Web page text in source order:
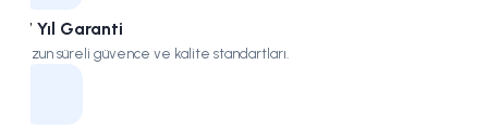
7 Yıl Garanti
Uzun süreli güvence ve kalite standartları.